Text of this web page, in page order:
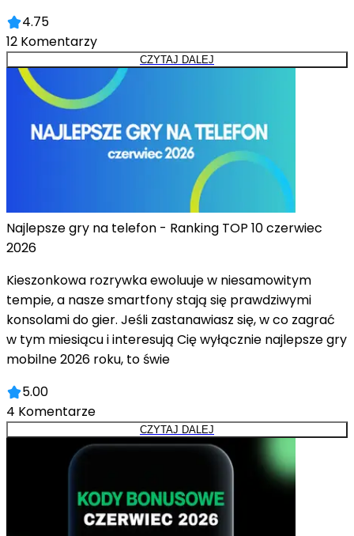
4.75
12 Komentarzy
CZYTAJ DALEJ
Najlepsze gry na telefon - Ranking TOP 10 czerwiec
2026
Kieszonkowa rozrywka ewoluuje w niesamowitym
tempie, a nasze smartfony stają się prawdziwymi
konsolami do gier. Jeśli zastanawiasz się, w co zagrać
w tym miesiącu i interesują Cię wyłącznie najlepsze gry
mobilne 2026 roku, to świe
5.00
4 Komentarze
CZYTAJ DALEJ